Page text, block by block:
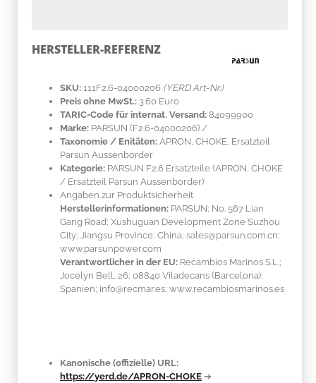
HERSTELLER-REFERENZ
SKU: 111F2.6-04000206 (YERD Art-Nr.)
Preis ohne MwSt.: 3.60 Euro
TARIC-Code für internat. Versand: 84099900
Marke: PARSUN (F2.6-04000206) /
Taxonomie / Enitäten: APRON, CHOKE, Ersatzteil
Parsun Aussenborder
Kategorie: PARSUN F2.6 Ersatzteile (APRON, CHOKE
/ Ersatzteil Parsun Aussenborder)
Angaben zur Produktsicherheit
Herstellerinformationen: PARSUN; No. 567 Lian
Gang Road; Xushuguan Development Zone Suzhou
City; Jiangsu Province; China; sales@parsun.com.cn;
www.parsunpower.com
Verantwortlicher in der EU: Recambios Marinos S.L.;
Jocelyn Bell, 26; 08840 Viladecans (Barcelona);
Spanien; info@recmar.es; www.recambiosmarinos.es
Kanonische (offizielle) URL:
https://yerd.de/APRON-CHOKE ➔